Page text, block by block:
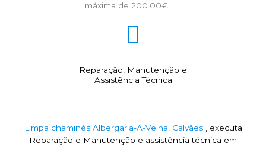
máxima de 200.00€.
Reparação, Manutenção e
Assistência Técnica
Limpa chaminés Albergaria-A-Velha, Calvães , executa
Reparação e Manutenção e assistência técnica em